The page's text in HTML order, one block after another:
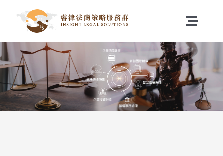
Toggle
關於睿律
服務項目